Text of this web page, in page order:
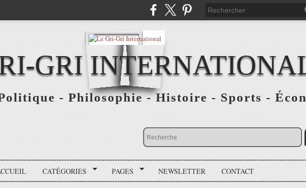
GRI
- Philosophie - Histoire - Sports -
CATÉGORIES PAGES NEWSLETTER CONTACT